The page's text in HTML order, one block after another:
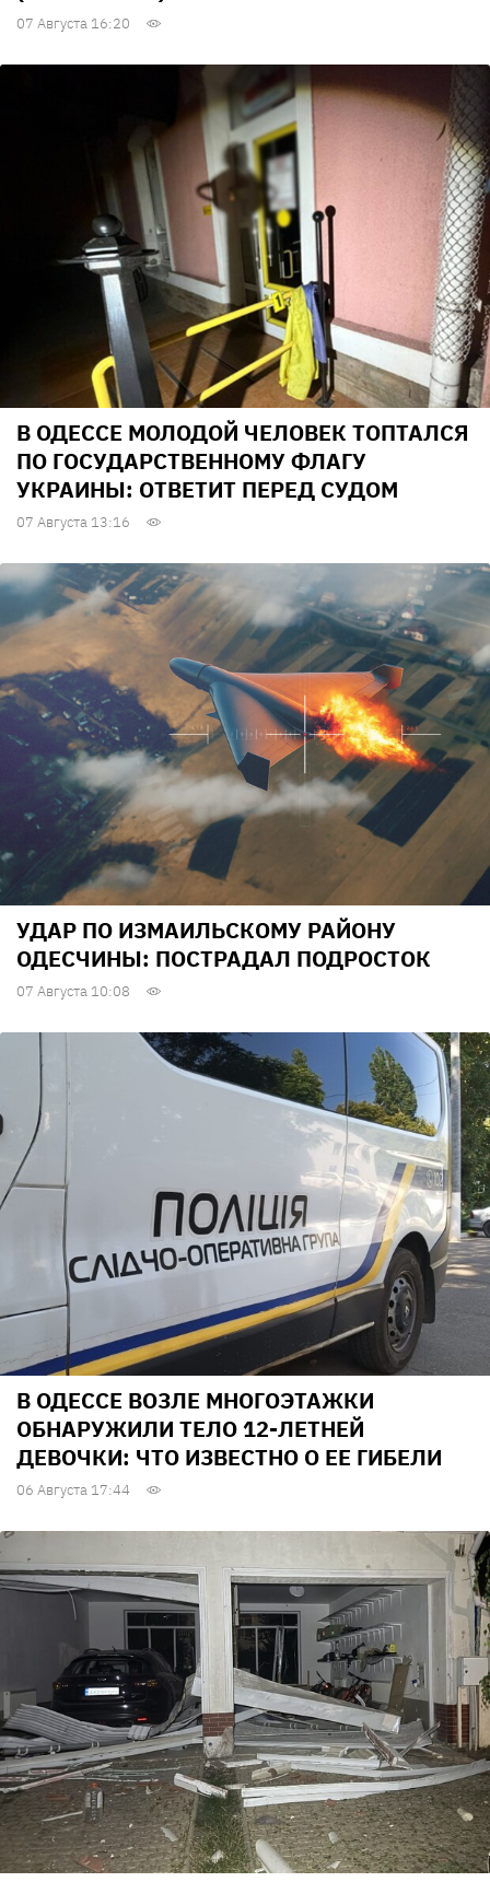
07 Августа 16:20
В ОДЕССЕ МОЛОДОЙ ЧЕЛОВЕК ТОПТАЛСЯ
ПО ГОСУДАРСТВЕННОМУ ФЛАГУ
УКРАИНЫ: ОТВЕТИТ ПЕРЕД СУДОМ
07 Августа 13:16
УДАР ПО ИЗМАИЛЬСКОМУ РАЙОНУ
ОДЕСЧИНЫ: ПОСТРАДАЛ ПОДРОСТОК
07 Августа 10:08
В ОДЕССЕ ВОЗЛЕ МНОГОЭТАЖКИ
ОБНАРУЖИЛИ ТЕЛО 12-ЛЕТНЕЙ
ДЕВОЧКИ: ЧТО ИЗВЕСТНО О ЕЕ ГИБЕЛИ
06 Августа 17:44